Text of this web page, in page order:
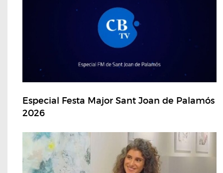
Especial Festa Major Sant Joan de Palamós
2026